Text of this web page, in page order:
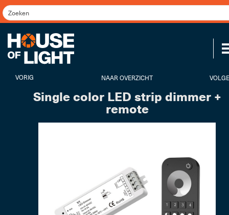
NAAR OVERZICHT
VORIG
Single color LED strip dimmer +
remote